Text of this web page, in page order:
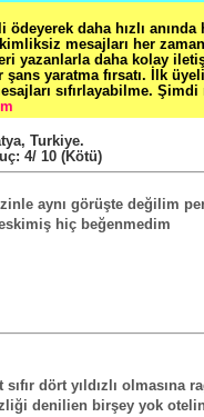
ödeyerek daha hızlı
mesajları her zaman
yazanlarla daha kolay
yaratma fırsatı. İlk
sıfırlayabilme. Şimdi
, Turkiye.
4/ 10 (Kötü)
aynı görüşte değilim
hiç beğenmedim
dört yıldızlı olmasına
denilien birşey yok otelin